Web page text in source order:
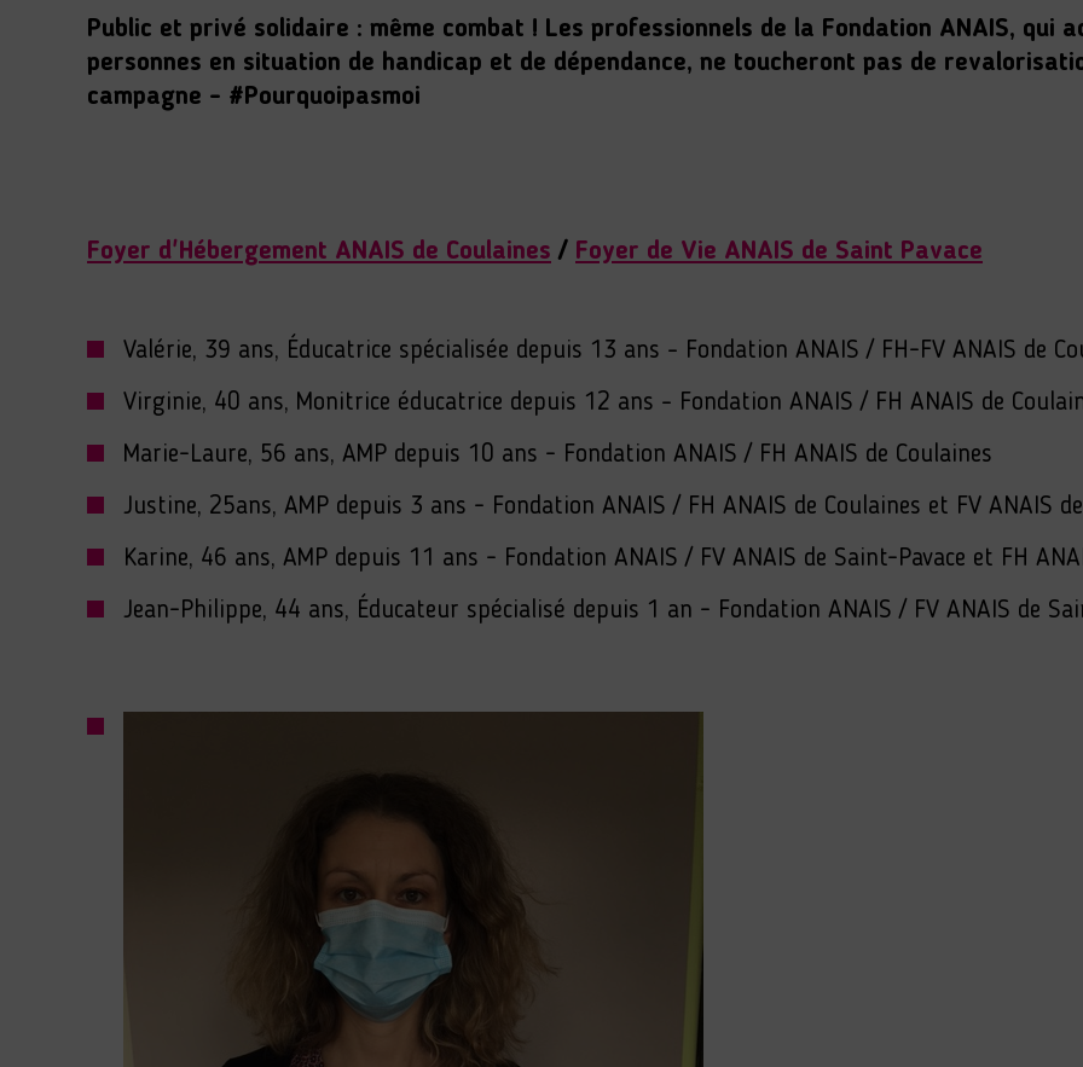
Public et privé solidaire : même combat ! Les professionnels de la Fondation ANAIS, qui
personnes en situation de handicap et de dépendance, ne toucheront pas de
campagne - #Pourquoipasmoi
Foyer d'Hébergement ANAIS de Coulaines / Foyer de Vie ANAIS de Saint Pavace
Valérie, 39 ans, Éducatrice spécialisée depuis 13 ans – Fondation ANAIS / FH-FV ANAIS de
Virginie, 40 ans, Monitrice éducatrice depuis 12 ans – Fondation ANAIS / FH ANAIS de
Marie-Laure, 56 ans, AMP depuis 10 ans - Fondation ANAIS / FH ANAIS de Coulaines
Justine, 25ans, AMP depuis 3 ans - Fondation ANAIS / FH ANAIS de Coulaines et FV ANAIS
Karine, 46 ans, AMP depuis 11 ans - Fondation ANAIS / FV ANAIS de Saint-Pavace et FH
Jean-Philippe, 44 ans, Éducateur spécialisé depuis 1 an - Fondation ANAIS / FV ANAIS de